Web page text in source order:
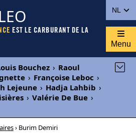
NL
EST LE CARBURANT DE LA
Menu
Bouchez › Raoul
› Françoise Leboc ›
Lejeune › Hadja Lahbib ›
› Valérie De Bue ›
› Burim Demiri